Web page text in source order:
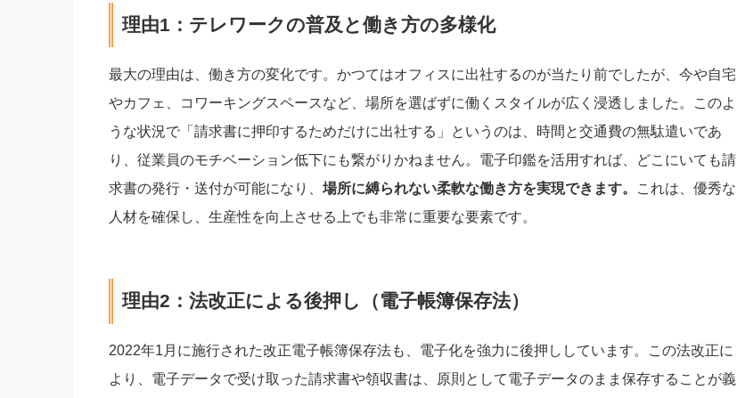
理由1：テレワークの普及と働き方の多様化
最大の理由は、働き方の変化です。かつてはオフィスに出社するのが当たり前でしたが、今や自宅
やカフェ、コワーキングスペースなど、場所を選ばずに働くスタイルが広く浸透しました。このよ
うな状況で「請求書に押印するためだけに出社する」というのは、時間と交通費の無駄遣いであ
り、従業員のモチベーション低下にも繋がりかねません。電子印鑑を活用すれば、どこにいても請
求書の発行・送付が可能になり、 場所に縛られない柔軟な働き方を実現できます。
これは、優秀な
人材を確保し、生産性を向上させる上でも非常に重要な要素です。
理由2：法改正による後押し（電子帳簿保存法）
2022年1月に施行された改正電子帳簿保存法も、電子化を強力に後押ししています。この法改正に
より、電子データで受け取った請求書や領収書は、原則として電子データのまま保存することが義